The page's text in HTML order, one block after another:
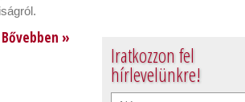
Bővebben »
Iratkozzon fel
hírlevelünkre!